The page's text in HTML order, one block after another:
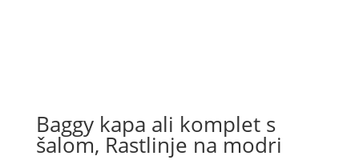
Baggy kapa ali komplet s
šalom, Rastlinje na modri